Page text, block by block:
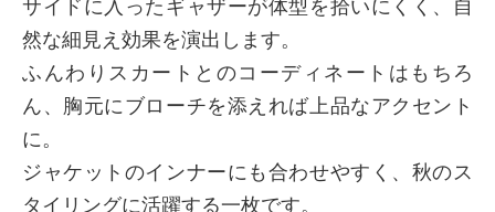
サイドに入ったギャザーが体型を拾いにくく、自
然な細見え効果を演出します。
ふんわりスカートとのコーディネートはもちろ
ん、胸元にブローチを添えれば上品なアクセント
に。
ジャケットのインナーにも合わせやすく、秋のス
タイリングに活躍する一枚です。